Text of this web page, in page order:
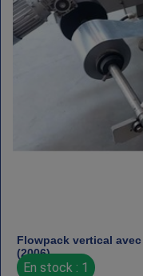
Flowpack vertical
(2006)
En stock : 1